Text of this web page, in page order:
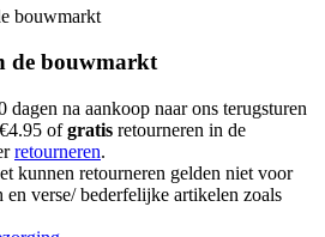
bouwmarkt
de bouwmarkt
na aankoop naar ons terugsturen
ofgratis retourneren in de
retourneren.
kunnen retourneren gelden niet voor
en verse/ bederfelijke artikelen zoals